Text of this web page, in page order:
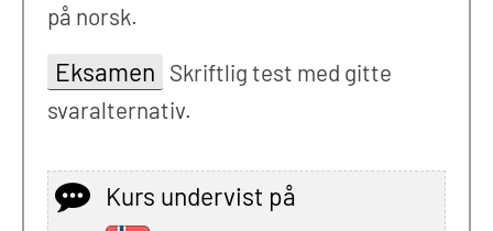
på norsk.
Eksamen Skriftlig test med gitte
svaralternativ.
Kurs undervist på